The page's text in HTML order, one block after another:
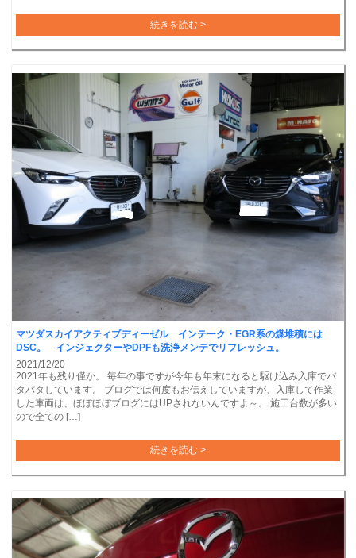
続きを読む >
マツダスカイアクティブディーゼル インテーク・EGR系の煤堆積には
DSC。 インジェクターやDPFも洗浄メンテでリフレッシュ。
2021/12/20
2021年も残り僅か。 毎年の事ですが今年も年末になると駆け込み入庫でバ
タバタしています。 ブログでは何度もお伝えしていますが、入庫して作業
した車両は、ほぼほぼブログにはUPされないんですよ～。 施工台数が多い
ので全ての […]
続きを読む >